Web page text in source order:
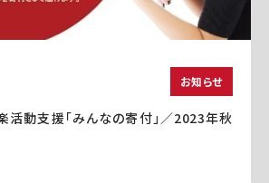
お知らせ
活動支援「みんなの寄付」／2023年秋